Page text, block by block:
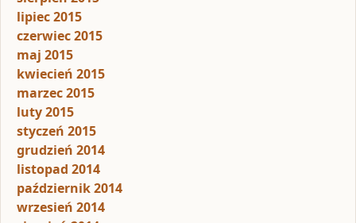
lipiec 2015
czerwiec 2015
maj 2015
kwiecień 2015
marzec 2015
luty 2015
styczeń 2015
grudzień 2014
listopad 2014
październik 2014
wrzesień 2014